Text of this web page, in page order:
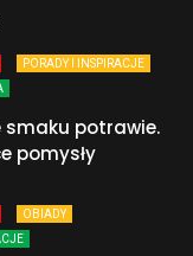
PORADY I INSPIRACJE
smaku potrawie.
pomysły
OBIADY